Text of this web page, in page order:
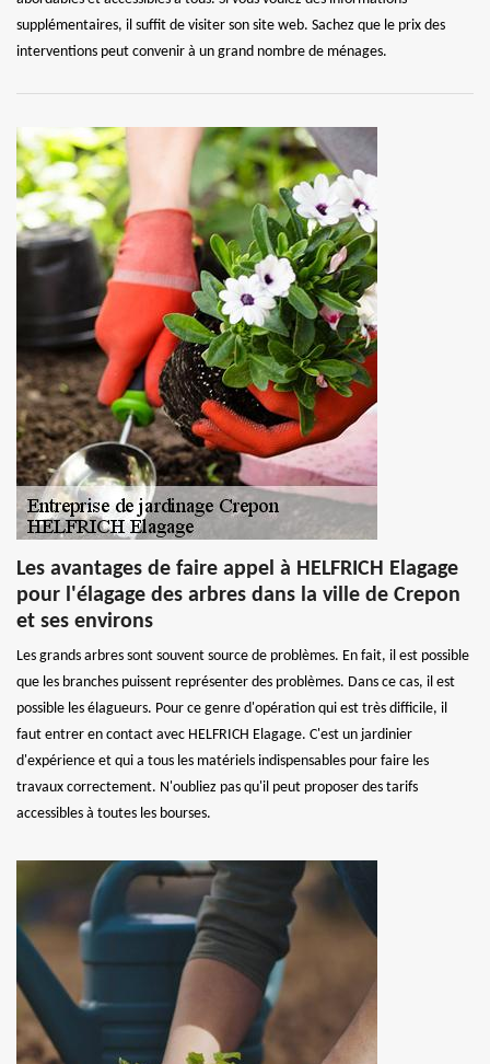
supplémentaires, il suffit de visiter son site web. Sachez que le prix des
interventions peut convenir à un grand nombre de ménages.
Les avantages de faire appel à HELFRICH Elagage
pour l'élagage des arbres dans la ville de Crepon
et ses environs
Les grands arbres sont souvent source de problèmes. En fait, il est possible
que les branches puissent représenter des problèmes. Dans ce cas, il est
possible les élagueurs. Pour ce genre d'opération qui est très difficile, il
faut entrer en contact avec HELFRICH Elagage. C'est un jardinier
d'expérience et qui a tous les matériels indispensables pour faire les
travaux correctement. N'oubliez pas qu'il peut proposer des tarifs
accessibles à toutes les bourses.